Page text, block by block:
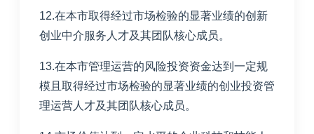
12.在本市取得经过市场检验的显著业绩的创新
创业中介服务人才及其团队核心成员。
13.在本市管理运营的风险投资资金达到一定规
模且取得经过市场检验的显著业绩的创业投资管
理运营人才及其团队核心成员。